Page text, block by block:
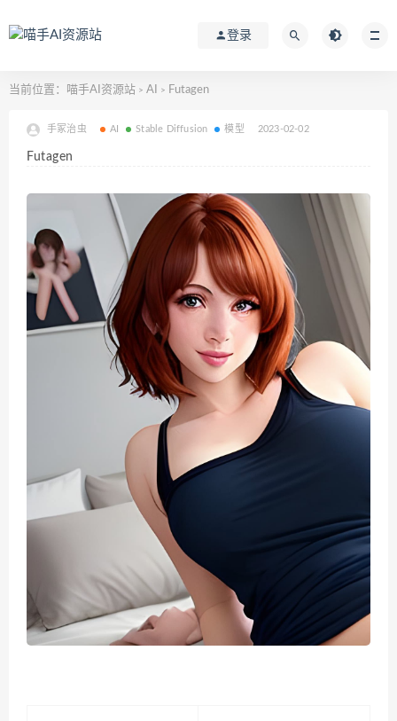
登录
当前位置： 喵手AI资源站 > AI > Futagen
手冢治虫 AI Stable Diffusion 模型 2023-02-02
Futagen